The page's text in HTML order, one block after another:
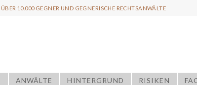
ÜBER 10.000 GEGNER UND GEGNERISCHE RECHTSANWÄLTE
ANWÄLTE HINTERGRUND RISIKEN